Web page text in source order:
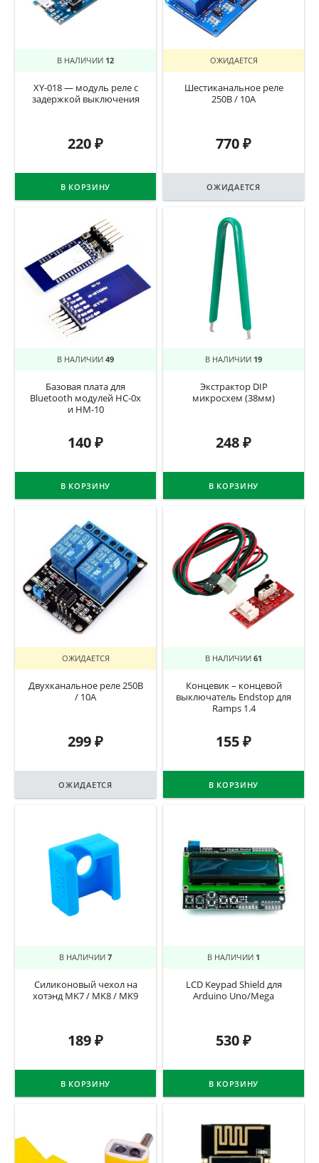
В НАЛИЧИИ 12
XY-018 — модуль реле с
задержкой выключения
220₽
В КОРЗИНУ
ОЖИДАЕТСЯ
Шестиканальное реле
250В / 10А
770₽
ОЖИДАЕТСЯ
В НАЛИЧИИ 49
Базовая плата для
Bluetooth модулей HС-0x
и HM-10
140₽
В КОРЗИНУ
В НАЛИЧИИ 19
Экстрактор DIP
микросхем (38мм)
248₽
В КОРЗИНУ
ОЖИДАЕТСЯ
Двухканальное реле 250В
/ 10А
299₽
ОЖИДАЕТСЯ
В НАЛИЧИИ 61
Концевик – концевой
выключатель Endstop для
Ramps 1.4
155₽
В КОРЗИНУ
В НАЛИЧИИ 7
Силиконовый чехол на
хотэнд MK7 / MK8 / MK9
189₽
В КОРЗИНУ
В НАЛИЧИИ 1
LCD Keypad Shield для
Arduino Uno/Mega
530₽
В КОРЗИНУ